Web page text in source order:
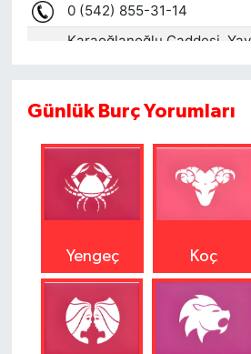
Günlük Burç Yorumları
Yengeç Koç